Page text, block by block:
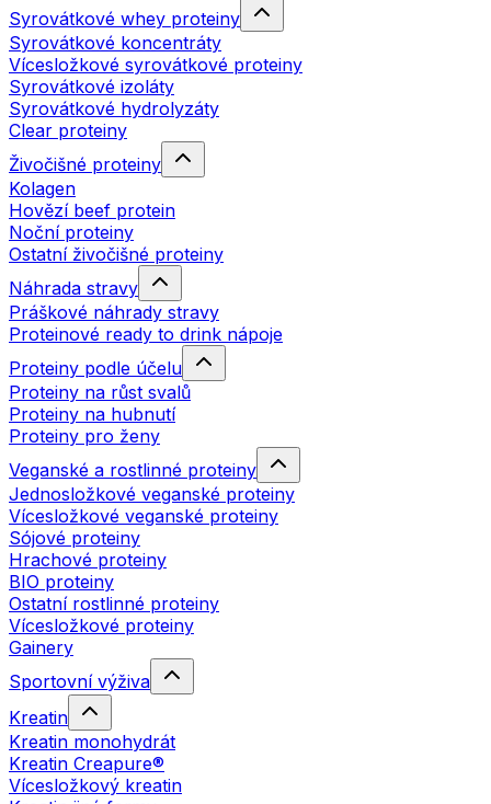
Syrovátkové whey proteiny
Syrovátkové koncentráty
Vícesložkové syrovátkové proteiny
Syrovátkové izoláty
Syrovátkové hydrolyzáty
Clear proteiny
Živočišné proteiny
Kolagen
Hovězí beef protein
Noční proteiny
Ostatní živočišné proteiny
Náhrada stravy
Práškové náhrady stravy
Proteinové ready to drink nápoje
Proteiny podle účelu
Proteiny na růst svalů
Proteiny na hubnutí
Proteiny pro ženy
Veganské a rostlinné proteiny
Jednosložkové veganské proteiny
Vícesložkové veganské proteiny
Sójové proteiny
Hrachové proteiny
BIO proteiny
Ostatní rostlinné proteiny
Vícesložkové proteiny
Gainery
Sportovní výživa
Kreatin
Kreatin monohydrát
Kreatin Creapure®
Vícesložkový kreatin